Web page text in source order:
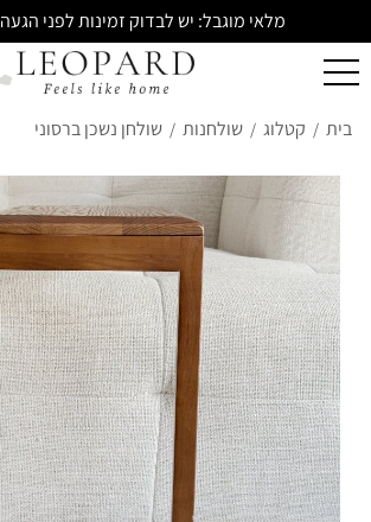
מלאי מוגבל: יש לבדוק זמינות לפני
בית / קטלוג / שולחנות / שולחן נשכן ברסוני